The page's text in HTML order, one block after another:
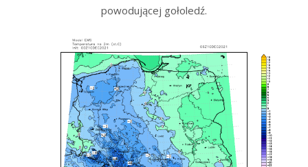
powodującej gołoledź.